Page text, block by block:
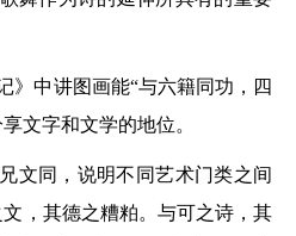
》中讲图画能“与六籍同功，四
文字和文学的地位。
文同，说明不同艺术门类之间
，其德之糟粕。与可之诗，其